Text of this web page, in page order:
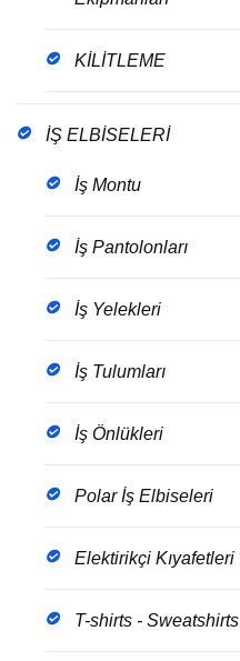
KİLİTLEME
İŞ ELBİSELERİ
İş Montu
İş Pantolonları
İş Yelekleri
İş Tulumları
İş Önlükleri
Polar İş Elbiseleri
Elektirikçi Kıyafetleri
T-shirts - Sweatshirts